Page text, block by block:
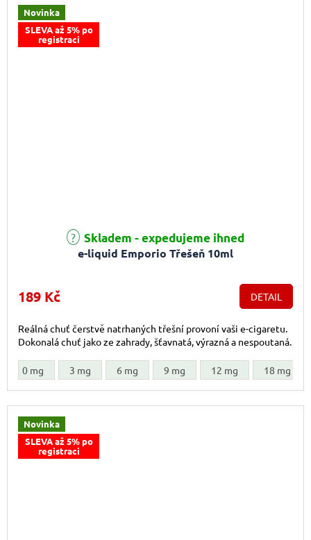
Novinka
SLEVA až 5% po
registraci
e-liquid Emporio Třešeň 10ml
Skladem - expedujeme ihned
189 Kč DETAIL
Reálná chuť čerstvě natrhaných třešní provoní vaši e-cigaretu.
Dokonalá chuť jako ze zahrady, šťavnatá, výrazná a nespoutaná.
0 mg 3 mg 6 mg 9 mg 12 mg 18 mg
Novinka
SLEVA až 5% po
registraci